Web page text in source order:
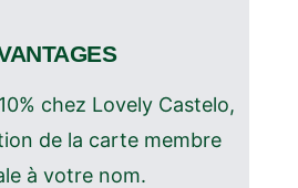
chez Lovely Castelo,
de la carte membre
à votre nom.